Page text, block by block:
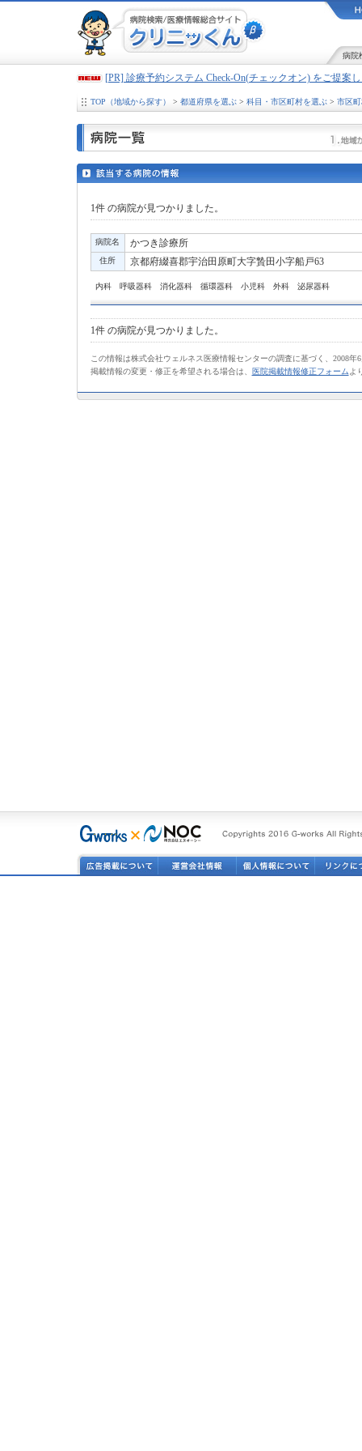
病院
[PR] 診療予約システム Check-On(チェックオン) をご提案
TOP（地域から探す） > 都道府県を選ぶ> 科目・市区町村を選ぶ> 市区
1件の病院が見つかりました。
病院名 かつき診療所
住所 京都府綴喜郡宇治田原町大字贄田小字船戸63
内科 呼吸器科 消化器科 循環器科 小児科 外科 泌尿器科
1件の病院が見つかりました。
この情報は株式会社ウェルネス医療情報センターの調査に基づく、2008年
掲載情報の変更・修正を希望される場合は、
医院掲載情報修正フォーム よ